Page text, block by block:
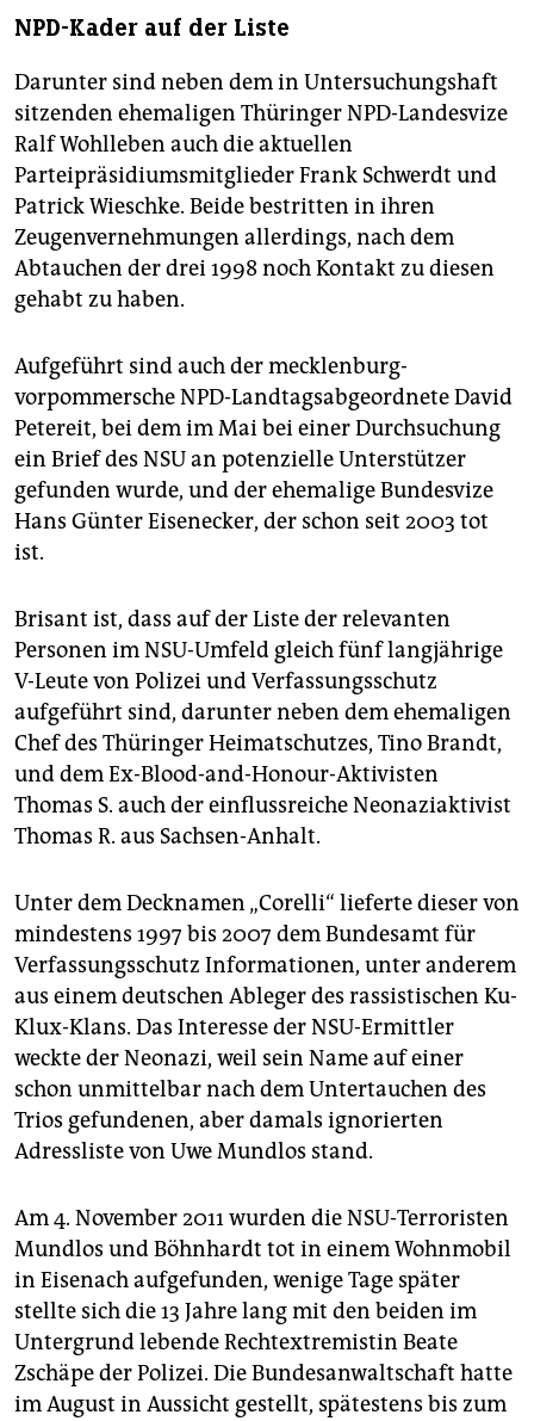
NPD-Kader auf der Liste
Darunter sind neben dem in Untersuchungshaft
sitzenden ehemaligen Thüringer NPD-Landesvize
Ralf Wohlleben auch die aktuellen
Parteipräsidiumsmitglieder Frank Schwerdt und
Patrick Wieschke. Beide bestritten in ihren
Zeugenvernehmungen allerdings, nach dem
Abtauchen der drei 1998 noch Kontakt zu diesen
gehabt zu haben.
Aufgeführt sind auch der mecklenburg-
vorpommersche NPD-Landtagsabgeordnete David
Petereit, bei dem im Mai bei einer Durchsuchung
ein Brief des NSU an potenzielle Unterstützer
gefunden wurde, und der ehemalige Bundesvize
Hans Günter Eisenecker, der schon seit 2003 tot
ist.
Brisant ist, dass auf der Liste der relevanten
Personen im NSU-Umfeld gleich fünf langjährige
V-Leute von Polizei und Verfassungsschutz
aufgeführt sind, darunter neben dem ehemaligen
Chef des Thüringer Heimatschutzes, Tino Brandt,
und dem Ex-Blood-and-Honour-Aktivisten
Thomas S. auch der einflussreiche Neonaziaktivist
Thomas R. aus Sachsen-Anhalt.
Unter dem Decknamen „Corelli“ lieferte dieser von
mindestens 1997 bis 2007 dem Bundesamt für
Verfassungsschutz Informationen, unter anderem
aus einem deutschen Ableger des rassistischen Ku-
Klux-Klans. Das Interesse der NSU-Ermittler
weckte der Neonazi, weil sein Name auf einer
schon unmittelbar nach dem Untertauchen des
Trios gefundenen, aber damals ignorierten
Adressliste von Uwe Mundlos stand.
Am 4. November 2011 wurden die NSU-Terroristen
Mundlos und Böhnhardt tot in einem Wohnmobil
in Eisenach aufgefunden, wenige Tage später
stellte sich die 13 Jahre lang mit den beiden im
Untergrund lebende Rechtextremistin Beate
Zschäpe der Polizei. Die Bundesanwaltschaft hatte
im August in Aussicht gestellt, spätestens bis zum